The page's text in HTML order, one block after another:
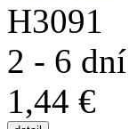
H3091
2 - 6 dní
1,44 €